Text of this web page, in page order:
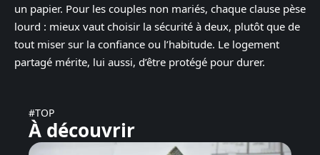
un papier. Pour les couples non mariés, chaque clause pèse
lourd : mieux vaut choisir la sécurité à deux, plutôt que de
tout miser sur la confiance ou l’habitude. Le logement
partagé mérite, lui aussi, d’être protégé pour durer.
#TOP
À découvrir